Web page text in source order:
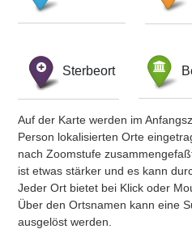
Sterbeort
Auf der Karte werden im
Person lokalisierten Orte
nach Zoomstufe
ist etwas stärker und es kann
Jeder Ort bietet bei Klick oder
Über den Ortsnamen kann eine
ausgelöst werden.